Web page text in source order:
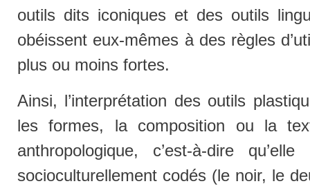
outils dits iconiques et des outils
obéissent eux-mêmes à des règles
plus ou moins fortes.
Ainsi, l’interprétation des outils
les formes, la composition ou la
anthropologique, c’est-à-dire
socioculturellement codés (le noir, le